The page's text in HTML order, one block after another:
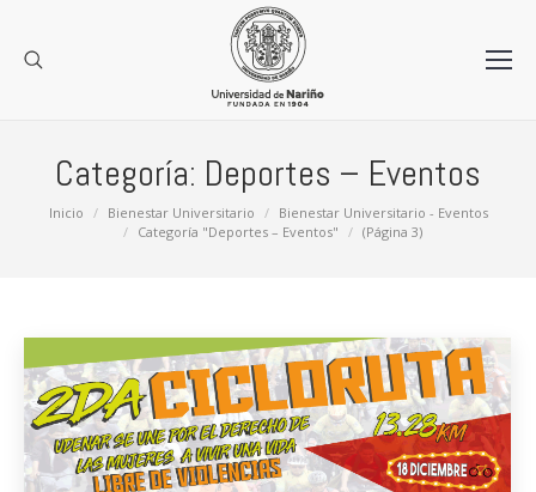
Categoría: Deportes – Eventos
Estás aquí:
Inicio Bienestar Universitario
Bienestar Universitario - Eventos
Categoría "Deportes – Eventos"
(Página 3)